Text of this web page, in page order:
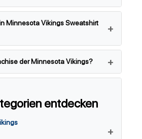
Minnesota Vikings Sweatshirt
der Minnesota Vikings?
entdecken